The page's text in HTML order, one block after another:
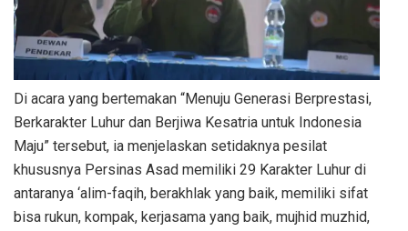
Di acara yang bertemakan “Menuju Generasi Berprestasi,
Berkarakter Luhur dan Berjiwa Kesatria untuk Indonesia
Maju” tersebut, ia menjelaskan setidaknya pesilat
khususnya Persinas Asad memiliki 29 Karakter Luhur di
antaranya ‘alim-faqih, berakhlak yang baik, memiliki sifat
bisa rukun, kompak, kerjasama yang baik, mujhid muzhid,